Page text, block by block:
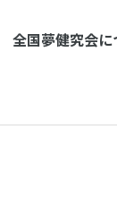
全国夢健究会に